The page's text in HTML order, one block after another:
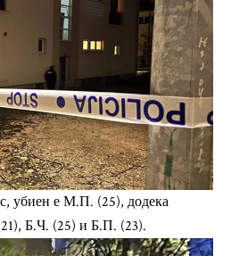
убиен е М.П. (25), додека
Б.Ч. (25) и Б.П. (23).